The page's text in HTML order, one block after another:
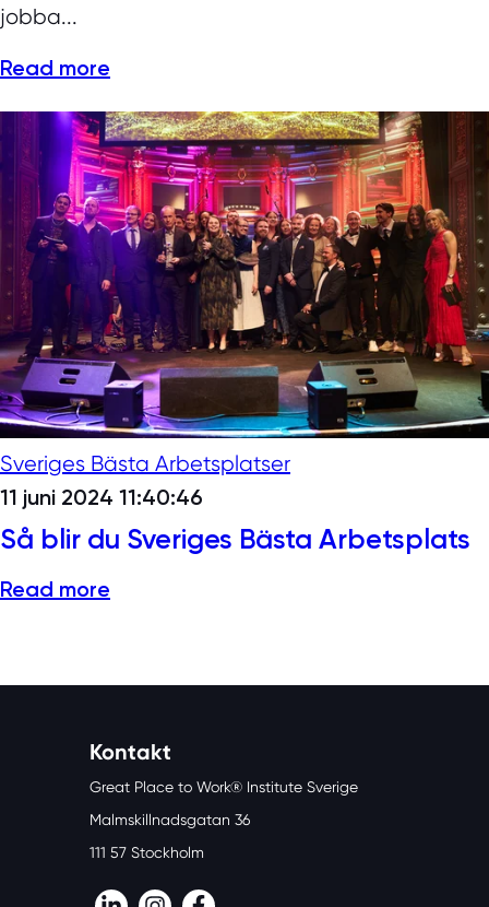
jobba...
Read more
Sveriges Bästa Arbetsplatser
11 juni 2024 11:40:46
Så blir du Sveriges Bästa Arbetsplats
Read more
Kontakt
Great Place to Work® Institute Sverige
Malmskillnadsgatan 36
111 57 Stockholm